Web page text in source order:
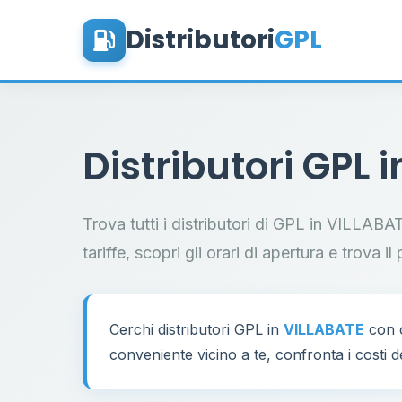
DistributoriGPL
Distributori GPL
Trova tutti i distributori di GPL in
tariffe, scopri gli orari di apertura e trova
Cerchi distributori GPL in VILLABATE con
conveniente vicino a te, confronta i costi